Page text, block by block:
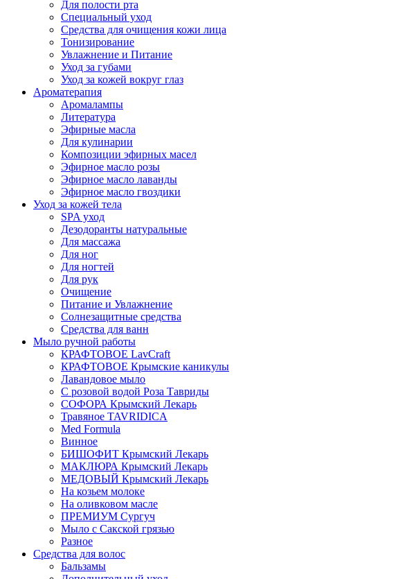
Для полости рта
Специальный уход
Средства для очищения кожи лица
Тонизирование
Увлажнение и Питание
Уход за губами
Уход за кожей вокруг глаз
Ароматерапия
Аромалампы
Литература
Эфирные масла
Для кулинарии
Композиции эфирных масел
Эфирное масло розы
Эфирное масло лаванды
Эфирное масло гвоздики
Уход за кожей тела
SPA уход
Дезодоранты натуральные
Для массажа
Для ног
Для ногтей
Для рук
Очищение
Питание и Увлажнение
Солнезащитные средства
Средства для ванн
Мыло ручной работы
КРАФТОВОЕ LavCraft
КРАФТОВОЕ Крымские каникулы
Лавандовое мыло
С розовой водой Роза Тавриды
СОФОРА Крымский Лекарь
Травяное TAVRIDICA
Med Formula
Винное
БИШОФИТ Крымский Лекарь
МАКЛЮРА Крымский Лекарь
МЕДОВЫЙ Крымский Лекарь
На козьем молоке
На оливковом масле
ПРЕМИУМ Сургуч
Мыло с Сакской грязью
Разное
Средства для волос
Бальзамы